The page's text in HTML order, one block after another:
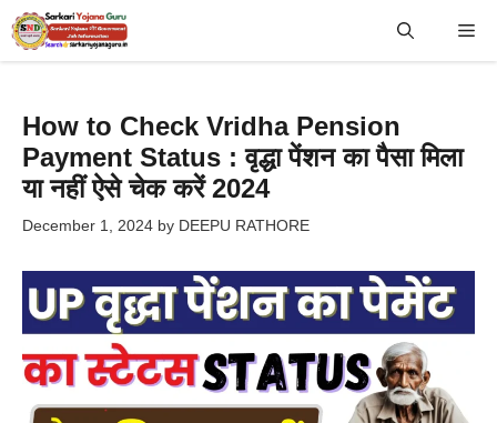
Skip
to
How to Check Vridha Pension
Payment Status : वृद्धा पेंशन का पैसा मिला
या नहीं ऐसे चेक करें 2024
December 1, 2024 by DEEPU RATHORE